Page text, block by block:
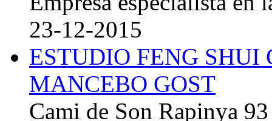
23-12-2015
ESTUDIO FENG
MANCEBO GOST
Cami de Son Rapinya 93